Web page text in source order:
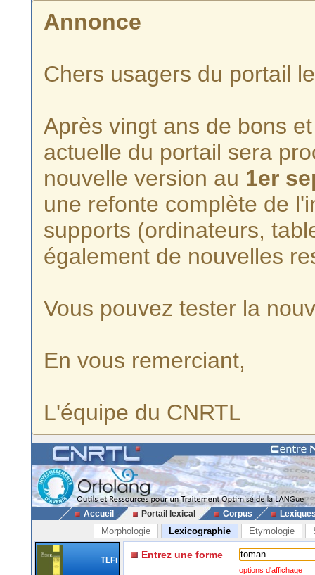
Annonce
Chers usagers du portail
Après vingt ans de bons
actuelle du portail sera
nouvelle version au 1er
une refonte complète de
supports (ordinateurs,
également de nouvelles
Vous pouvez tester la
En vous remerciant,
L'équipe du CNRTL
Accueil Portail lexical Corpus
Morphologie Lexicographie Etymologie
TLFi Entrez une forme
options d'affichage